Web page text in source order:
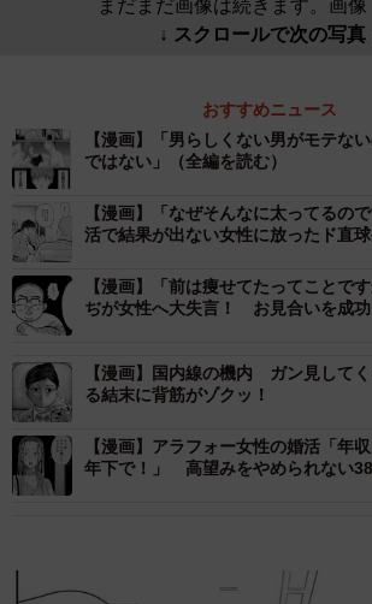
まだまだ画像は続きます。画像
↓ スクロールで次の写真
おすすめニュース
【漫画】「男らしくない男がモテな
ではない」（全編を読む）
【漫画】「なぜそんなに太ってるの
活で結果が出ない女性に放ったド直
【漫画】「前は痩せてたってこと
ぢが女性へ大失言！ お見合いを成
【漫画】国内線の機内 ガン見して
る結末に背筋がゾクッ！
【漫画】アラフォー女性の婚活「年
年下で！」 高望みをやめられない